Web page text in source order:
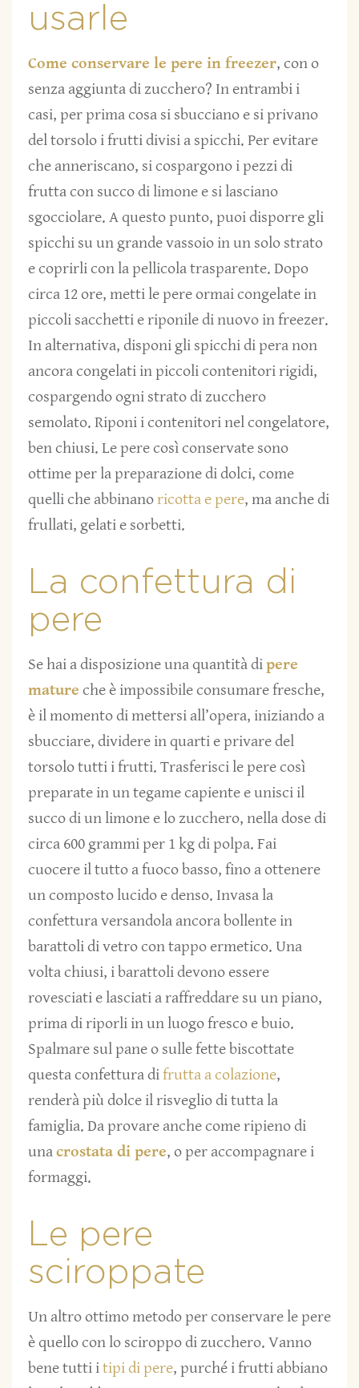
usarle
Come conservare le pere in freezer, con o
senza aggiunta di zucchero? In entrambi i
casi, per prima cosa si sbucciano e si privano
del torsolo i frutti divisi a spicchi. Per evitare
che anneriscano, si cospargono i pezzi di
frutta con succo di limone e si lasciano
sgocciolare. A questo punto, puoi disporre gli
spicchi su un grande vassoio in un solo strato
e coprirli con la pellicola trasparente. Dopo
circa 12 ore, metti le pere ormai congelate in
piccoli sacchetti e riponile di nuovo in freezer.
In alternativa, disponi gli spicchi di pera non
ancora congelati in piccoli contenitori rigidi,
cospargendo ogni strato di zucchero
semolato. Riponi i contenitori nel congelatore,
ben chiusi. Le pere così conservate sono
ottime per la preparazione di dolci, come
quelli che abbinanoricotta e pere, ma anche di
frullati, gelati e sorbetti.
La confettura di
pere
Se hai a disposizione una quantità dipere
mature che è impossibile consumare fresche,
è il momento di mettersi all’opera, iniziando a
sbucciare, dividere in quarti e privare del
torsolo tutti i frutti. Trasferisci le pere così
preparate in un tegame capiente e unisci il
succo di un limone e lo zucchero, nella dose di
circa 600 grammi per 1 kg di polpa. Fai
cuocere il tutto a fuoco basso, fino a ottenere
un composto lucido e denso. Invasa la
confettura versandola ancora bollente in
barattoli di vetro con tappo ermetico. Una
volta chiusi, i barattoli devono essere
rovesciati e lasciati a raffreddare su un piano,
prima di riporli in un luogo fresco e buio.
Spalmare sul pane o sulle fette biscottate
questa confettura difrutta a colazione,
renderà più dolce il risveglio di tutta la
famiglia. Da provare anche come ripieno di
unacrostata di pere, o per accompagnare i
formaggi.
Le pere
sciroppate
Un altro ottimo metodo per conservare le pere
è quello con lo sciroppo di zucchero. Vanno
bene tutti itipi di pere, purché i frutti abbiano